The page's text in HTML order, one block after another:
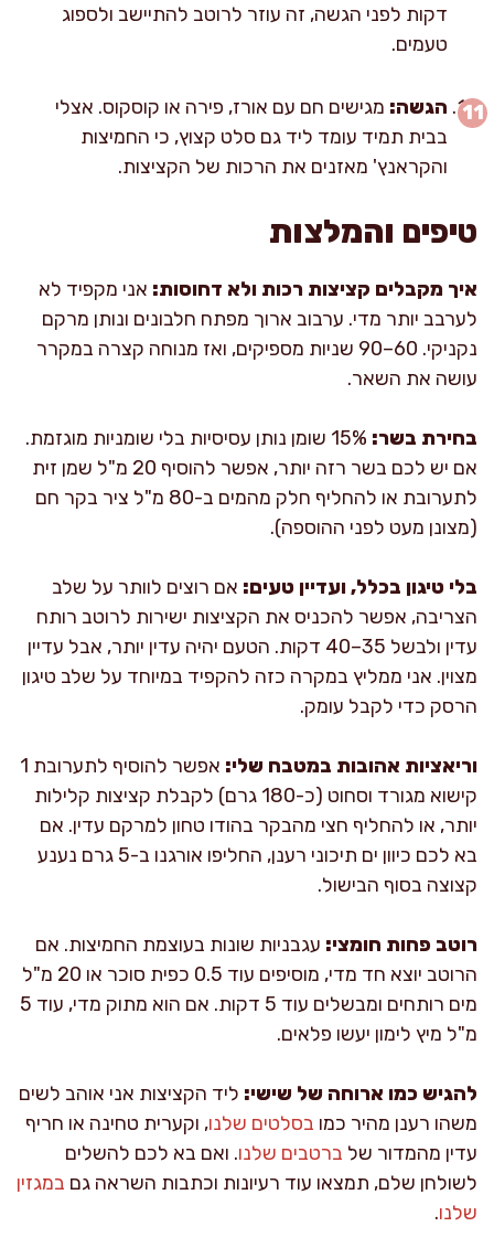
דקות לפני הגשה, זה עוזר לרוטב להתיישב ולספוג
טעמים.
הגשה: מגישים חם עם אורז, פירה או קוסקוס. אצלי
בבית תמיד עומד ליד גם סלט קצוץ, כי החמיצות
והקראנץ' מאזנים את הרכות של הקציצות.
טיפים והמלצות
איך מקבלים קציצות רכות ולא דחוסות: אני מקפיד לא
לערבב יותר מדי. ערבוב ארוך מפתח חלבונים ונותן מרקם
נקניקי. 60–90 שניות מספיקים, ואז מנוחה קצרה במקרר
עושה את השאר.
בחירת בשר:
15% שומן נותן עסיסיות בלי שומניות מוגזמת.
אם יש לכם בשר רזה יותר, אפשר להוסיף 20 מ"ל שמן זית
לתערובת או להחליף חלק מהמים ב-80 מ"ל ציר בקר חם
(מצונן מעט לפני ההוספה).
בלי טיגון בכלל, ועדיין טעים: אם רוצים לוותר על שלב
הצריבה, אפשר להכניס את הקציצות ישירות לרוטב רותח
עדין ולבשל 35–40 דקות. הטעם יהיה עדין יותר, אבל עדיין
מצוין. אני ממליץ במקרה כזה להקפיד במיוחד על שלב טיגון
הרסק כדי לקבל עומק.
וריאציות אהובות במטבח שלי:
אפשר להוסיף לתערובת 1
קישוא מגורד וסחוט (כ-180 גרם) לקבלת קציצות קלילות
יותר, או להחליף חצי מהבקר בהודו טחון למרקם עדין. אם
בא לכם כיוון ים תיכוני רענן, החליפו אורגנו ב-5 גרם נענע
קצוצה בסוף הבישול.
רוטב פחות חומצי: עגבניות שונות בעוצמת החמיצות. אם
הרוטב יוצא חד מדי, מוסיפים עוד 0.5 כפית סוכר או 20 מ"ל
מים רותחים ומבשלים עוד 5 דקות. אם הוא מתוק מדי, עוד 5
מ"ל מיץ לימון יעשו פלאים.
להגיש כמו ארוחה של שישי: ליד הקציצות אני אוהב לשים
משהו רענן מהיר כמו בסלטים שלנו, וקערית טחינה או חריף
עדין מהמדור של ברטבים שלנו. ואם בא לכם להשלים
לשולחן שלם, תמצאו עוד רעיונות וכתבות השראה גם במגזין
שלנו.